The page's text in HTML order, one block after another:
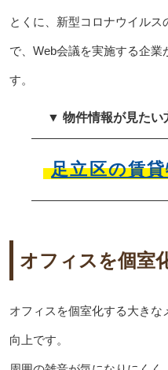
とくに、新型コロナウイル
で、Web会議を実施する企
す。
▼ 物件情報が見たい
足立区の賃
オフィスを個室
オフィスを個室化する大き
向上です。